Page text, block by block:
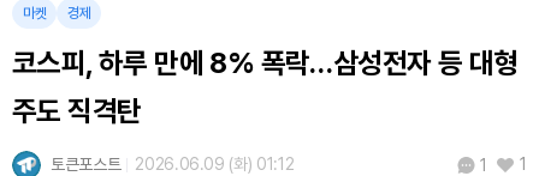
마켓 경제
코스피, 하루 만에 8% 폭락…삼성전자 등 대형
주도 직격탄
토큰포스트 2026.06.09 (화) 01:12 1 1